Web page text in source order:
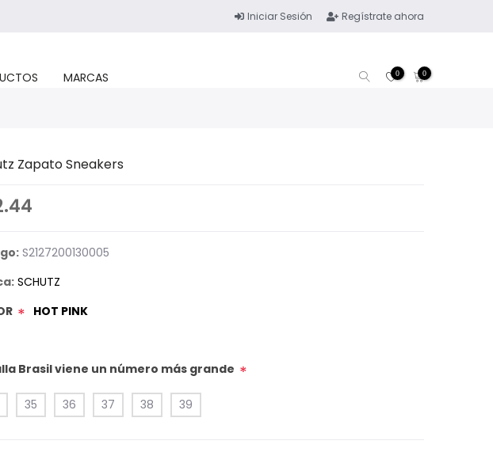
Iniciar Sesión Regístrate ahora
MARCAS 0 0
Zapato Sneakers
S2127200130005
SCHUTZ
* HOT PINK
Brasil viene un número más grande *
35 36 37 38 39